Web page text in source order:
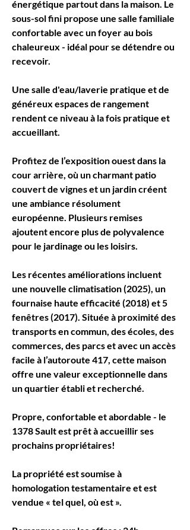
énergétique partout dans la maison. Le
sous-sol fini propose une salle familiale
confortable avec un foyer au bois
chaleureux - idéal pour se détendre ou
recevoir.
Une salle d'eau/laverie pratique et de
généreux espaces de rangement
rendent ce niveau à la fois pratique et
accueillant.
Profitez de l’exposition ouest dans la
cour arrière, où un charmant patio
couvert de vignes et un jardin créent
une ambiance résolument
européenne. Plusieurs remises
ajoutent encore plus de polyvalence
pour le jardinage ou les loisirs.
Les récentes améliorations incluent
une nouvelle climatisation (2025), un
fournaise haute efficacité (2018) et 5
fenêtres (2017). Située à proximité des
transports en commun, des écoles, des
commerces, des parcs et avec un accès
facile à l’autoroute 417, cette maison
offre une valeur exceptionnelle dans
un quartier établi et recherché.
Propre, confortable et abordable - le
1378 Sault est prêt à accueillir ses
prochains propriétaires!
La propriété est soumise à
homologation testamentaire et est
vendue « tel quel, où est ».